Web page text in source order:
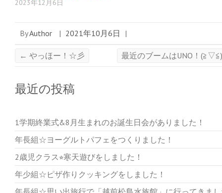
2023年12月6日
ByAuthor | 2021年10月6日 |
← やっほー！☆彡 最近のブームはUNO！
最近の投稿
1学期終業式&8月生まれのお誕生日会がありました！
年長組☆ヨーグルトパフェをつくりました！
2歳児クラス⭐︎寒天遊びをしました！
年少組☆ピザ作りクッキングをしました！